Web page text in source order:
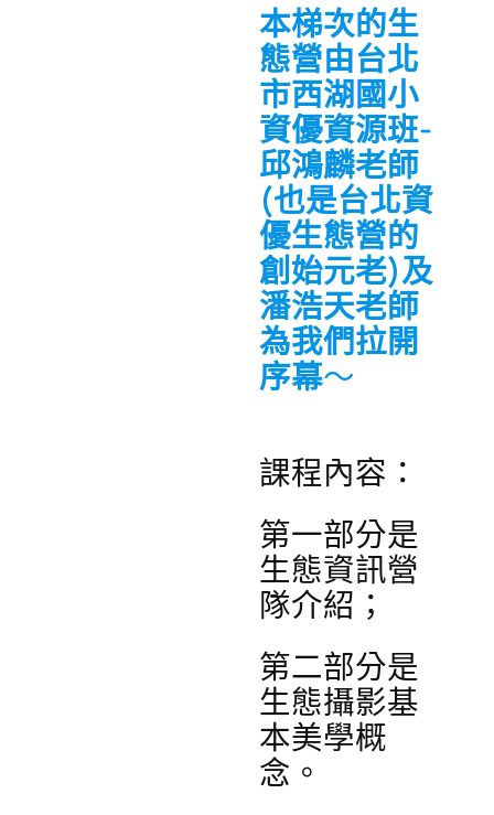
本梯次的生
態營由台北
市西湖國小
資優資源班-
邱鴻麟老師
(也是台北資
優生態營的
創始元老)及
潘浩天老師
為我們拉開
序幕～
課程內容：
第一部分是
生態資訊營
隊介紹；
第二部分是
生態攝影基
本美學概
念。